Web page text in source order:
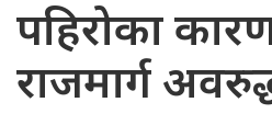
पहिरोका
राजमार्ग